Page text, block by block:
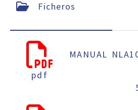
Ficheros
pdf
MANUAL